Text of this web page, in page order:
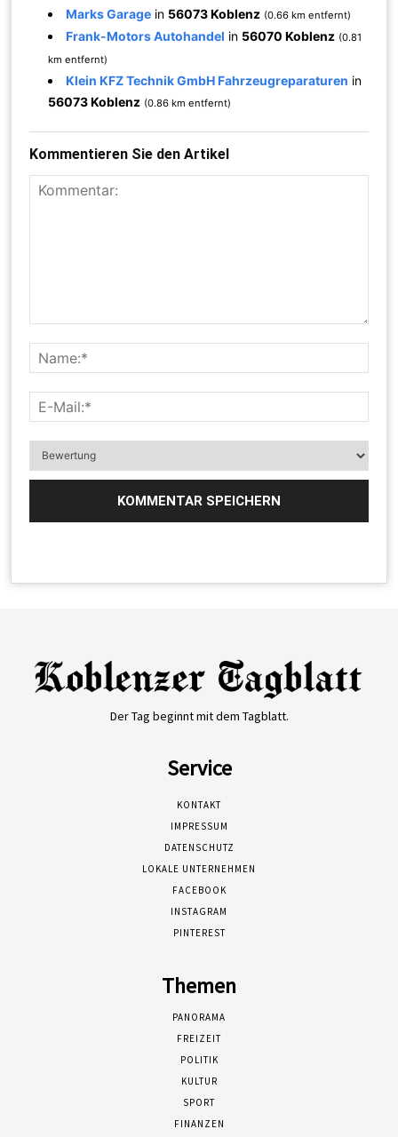
Marks Garage in 56073 Koblenz (0.66 km entfernt)
Frank-Motors Autohandel in 56070 Koblenz (0.81
km entfernt)
Klein KFZ Technik GmbH Fahrzeugreparaturen in
56073 Koblenz (0.86 km entfernt)
Kommentieren Sie den Artikel
Der Tag beginnt mit dem Tagblatt.
Service
KONTAKT
IMPRESSUM
DATENSCHUTZ
LOKALE UNTERNEHMEN
FACEBOOK
INSTAGRAM
PINTEREST
Themen
PANORAMA
FREIZEIT
POLITIK
KULTUR
SPORT
FINANZEN